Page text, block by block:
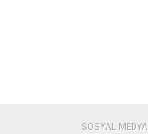
SOSYAL MEDYA